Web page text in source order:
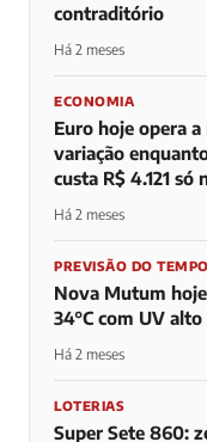
contraditório
Há 2 meses
ECONOMIA
Euro hoje opera
variação
custa R$ 4.121 só
Há 2 meses
PREVISÃO DO TEMPO
Nova Mutum
34°C com UV
Há 2 meses
LOTERIAS
Super Sete 860: